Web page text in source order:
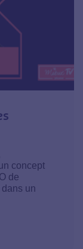
concept
de
un